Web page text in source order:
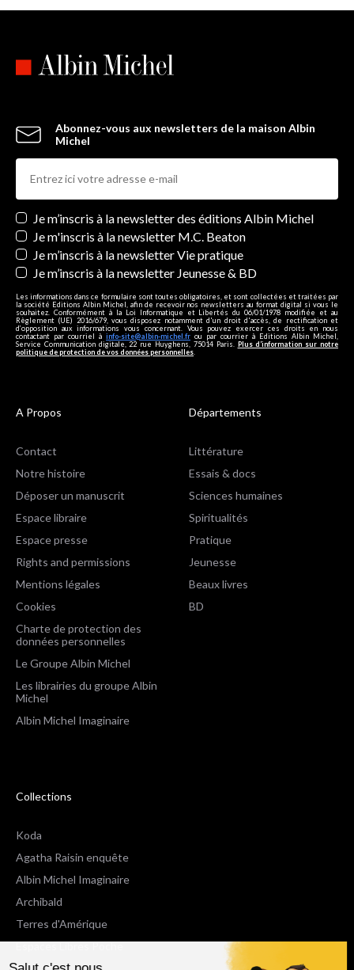
Abonnez-vous aux newsletters de la maison Albin
Michel
Newsletters
Je m’inscris à la newsletter des éditions Albin Michel
Je m'inscris à la newsletter M.C. Beaton
Je m’inscris à la newsletter Vie pratique
Je m’inscris à la newsletter Jeunesse & BD
Les informations dans ce formulaire sont toutes obligatoires, et sont collectées et traitées par
la société Editions Albin Michel, afin de recevoir nos newsletters au format digital si vous le
souhaitez. Conformément à la Loi Informatique et Libertés du 06/01/1978 modifiée et au
Règlement (UE) 2016/679, vous disposez notamment d'un droit d'accès, de rectification et
d’opposition aux informations vous concernant. Vous pouvez exercer ces droits en nous
contactant par courriel à info-site@albin-michel.fr ou par courrier à Editions Albin Michel,
Service Communication digitale, 22 rue Huyghens, 75014 Paris. Plus d’information sur notre
politique de protection de vos données personnelles
A Propos
Contact
Notre histoire
Déposer un manuscrit
Espace libraire
Espace presse
Rights and permissions
Mentions légales
Cookies
Charte de protection des
données personnelles
Le Groupe Albin Michel
Les librairies du groupe Albin
Michel
Albin Michel Imaginaire
Départements
Littérature
Essais & docs
Sciences humaines
Spiritualités
Pratique
Jeunesse
Beaux livres
BD
Collections
Koda
Agatha Raisin enquête
Albin Michel Imaginaire
Archibald
Terres d'Amérique
Espaces Libres Poche